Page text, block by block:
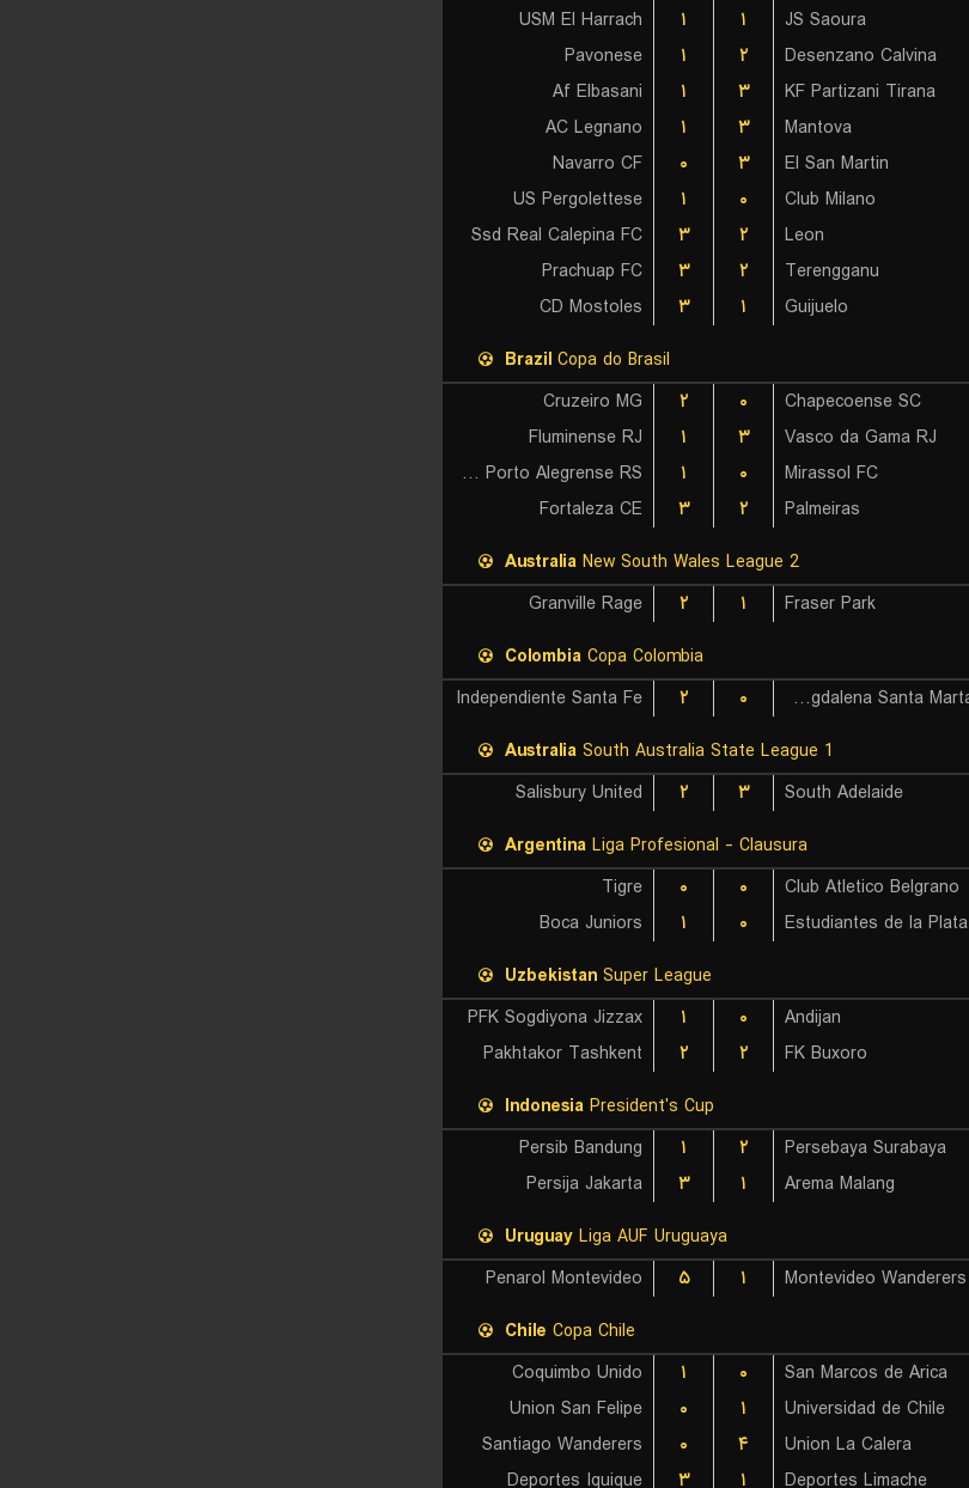
USM El Harrach
۱ ۱ JS Saoura
Pavonese
۱ ۲ Desenzano Calvina
Af Elbasani
۱ ۳ KF Partizani Tirana
AC Legnano
۱ ۳ Mantova
Navarro CF
۰ ۳ El San Martin
US Pergolettese
۱ ۰ Club Milano
Ssd Real Calepina FC
۳ ۲ Leon
Prachuap FC
۳ ۲ Terengganu
CD Mostoles
۳ ۱ Guijuelo
Brazil Copa do Brasil
Cruzeiro MG
۲ ۰ Chapecoense SC
Fluminense RJ
۱ ۳ Vasco da Gama RJ
Gremio Porto Alegrense RS
۱ ۰ Mirassol FC
Fortaleza CE
۳ ۲ Palmeiras
Australia New South Wales League 2
Granville Rage
۲ ۱ Fraser Park
Colombia Copa Colombia
Independiente Santa Fe
۲ ۰ Union Magdalena Santa Marta
Australia South Australia State League 1
Salisbury United
۲ ۳ South Adelaide
Argentina Liga Profesional - Clausura
Tigre
۰ ۰ Club Atletico Belgrano
Boca Juniors
۱ ۰ Estudiantes de la Plata
Uzbekistan Super League
PFK Sogdiyona Jizzax
۱ ۰ Andijan
Pakhtakor Tashkent
۲ ۲ FK Buxoro
Indonesia President's Cup
Persib Bandung
۱ ۲ Persebaya Surabaya
Persija Jakarta
۳ ۱ Arema Malang
Uruguay Liga AUF Uruguaya
Penarol Montevideo
۵ ۱ Montevideo Wanderers
Chile Copa Chile
Coquimbo Unido
۱ ۰ San Marcos de Arica
Union San Felipe
۰ ۱ Universidad de Chile
Santiago Wanderers
۰ ۴ Union La Calera
Deportes Iquique
۳ ۱ Deportes Limache